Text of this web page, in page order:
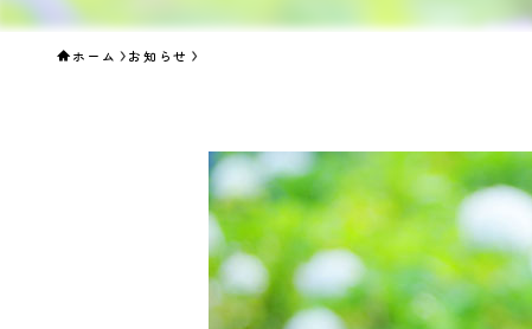
ホーム お知らせ